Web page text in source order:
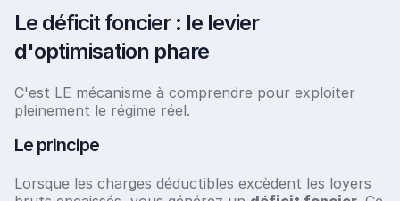
Le déficit foncier : le levier
d'optimisation phare
C'est LE mécanisme à comprendre pour exploiter
pleinement le régime réel.
Le principe
Lorsque les charges déductibles excèdent les loyers